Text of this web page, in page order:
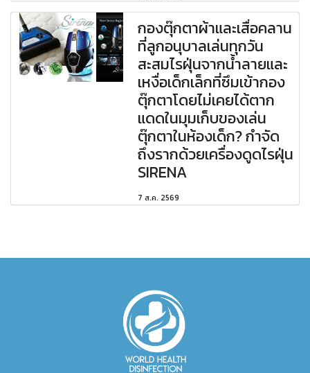
กองตุ๊กตาผ้าและเสื่อคลาน
ที่ลูกอนุบาลเล่นทุกวัน
สะสมไรฝุ่นจากน้ำลายและ
เหงื่อเด็กเล็กที่ซึมเข้ากอง
ตุ๊กตาโดยไม่เคยได้ตาก
แดดในมุมเก็บของเล่น
ตุ๊กตาในห้องเด็ก? กำจัด
ถึงรากด้วยเครื่องดูดไรฝุ่น
SIRENA
7 ส.ค. 2569